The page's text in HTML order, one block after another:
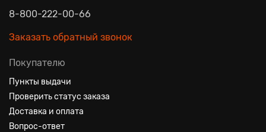
8-800-222-00-66
Заказать обратный звонок
Покупателю
Пункты выдачи
Проверить статус заказа
Доставка и оплата
Вопрос-ответ